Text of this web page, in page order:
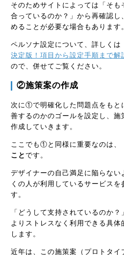
そのためサイトによっては「そ
合っているのか？」から再確認し
めることが必要な場合もあります
ペルソナ設定について、詳しくは
決定版！項目から設定手順まで解
ので、併せてご覧ください。
②施策案の作成
次に①で明確化した問題点をもと
善するのかのゴールを設定し、施
作成していきます。
ここでも①と同様に重要なのは、
こと です。
デザイナーの自己満足に陥らない
くの人が利用しているサービス
す。
「どうして支持されているのか
よりストレスなく利用できる具
します。
近年は、この施策案（プロトタイ